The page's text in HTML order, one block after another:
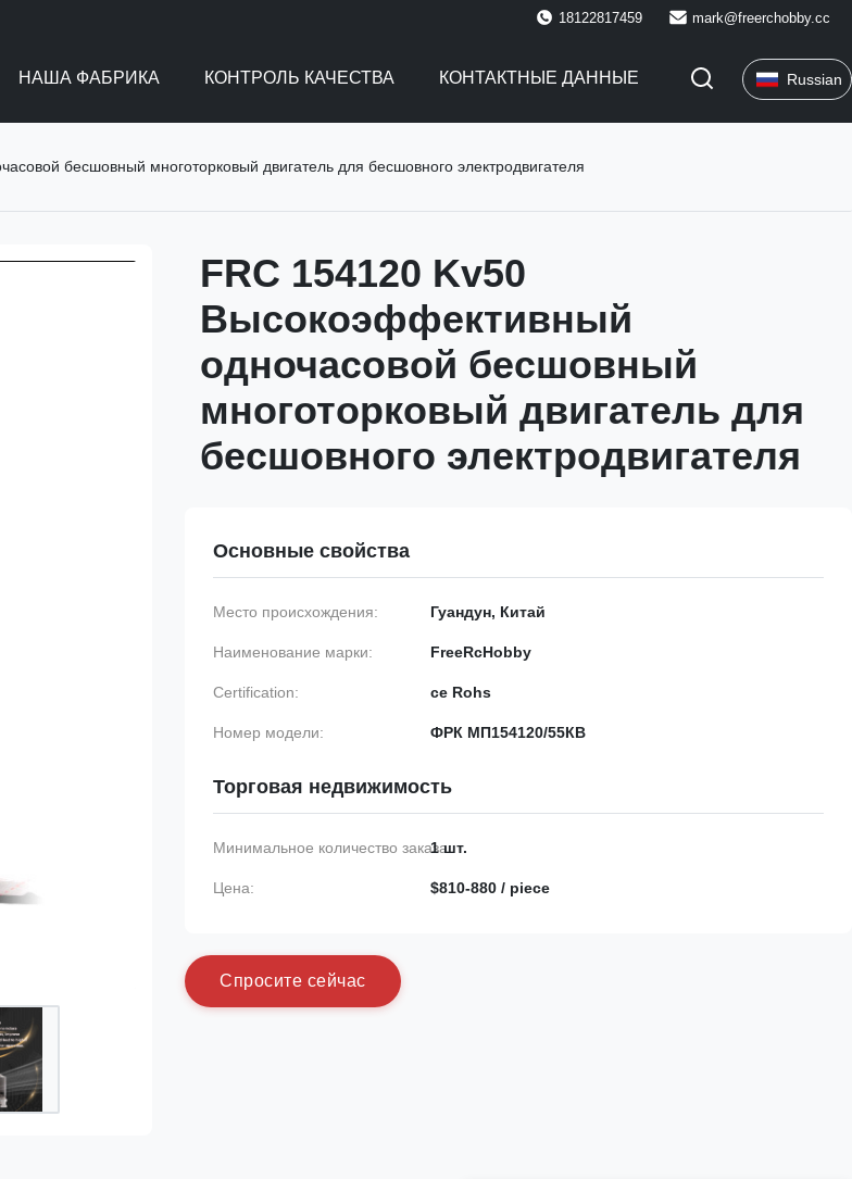
18122817459 mark@freerchobby.cc
НАША ФАБРИКА КОНТРОЛЬ КАЧЕСТВА КОНТАКТНЫЕ ДАННЫЕ Russian
бесшовный многоторковый двигатель для бесшовного электродвигателя
FRC 154120 Kv50
Высокоэффективный
одночасовой бесшовный
многоторковый двигатель для
бесшовного электродвигателя
Основные свойства
Место происхождения: Гуандун, Китай
Наименование марки: FreeRcHobby
Certification: ce Rohs
Номер модели: ФРК МП154120/55КВ
Торговая недвижимость
Минимальное количество заказа:
1 шт.
Цена: $810-880 / piece
Спросите сейчас